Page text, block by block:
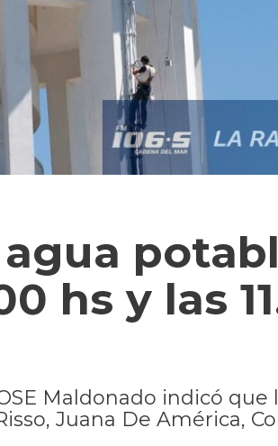
hs y las
Maldonado indicó que
Juana De América,